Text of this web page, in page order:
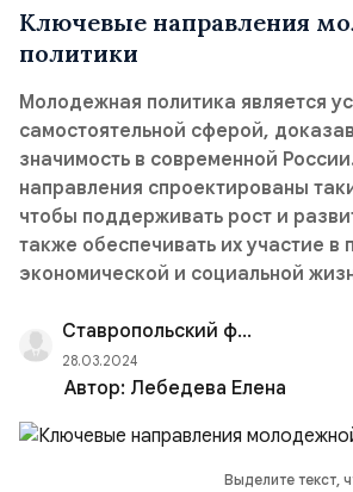
Ключевые направления
политики
Молодежная политика является
самостоятельной сферой,
значимость в современной
направления спроектированы
чтобы поддерживать рост и
также обеспечивать их участие в
экономической и социальной
Ставропольский филиал РАНХиГС
28.03.2024
Автор: Лебедева Елена
Выделите текст,